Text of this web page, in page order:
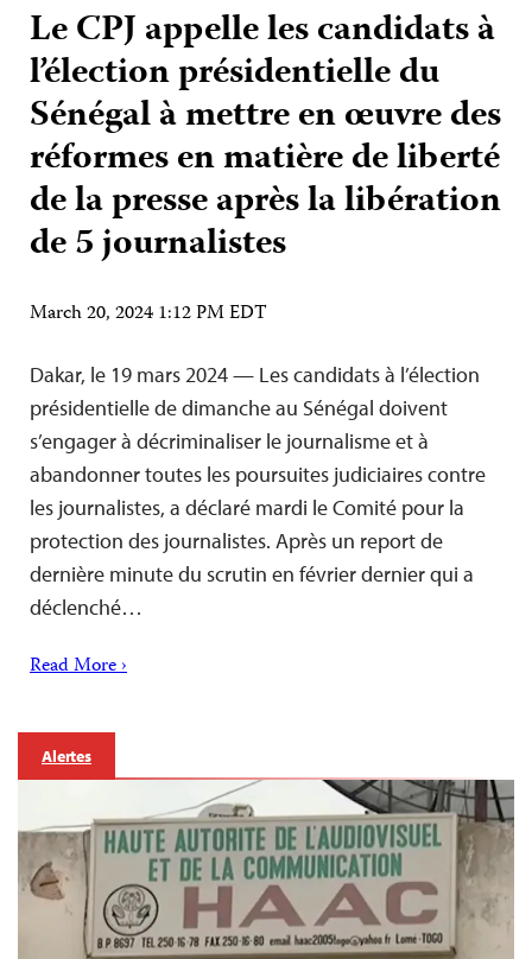
Le CPJ appelle les candidats à
l’élection présidentielle du
Sénégal à mettre en œuvre des
réformes en matière de liberté
de la presse après la libération
de 5 journalistes
March 20, 2024 1:12 PM EDT
Dakar, le 19 mars 2024 — Les candidats à l’élection
présidentielle de dimanche au Sénégal doivent
s’engager à décriminaliser le journalisme et à
abandonner toutes les poursuites judiciaires contre
les journalistes, a déclaré mardi le Comité pour la
protection des journalistes. Après un report de
dernière minute du scrutin en février dernier qui a
déclenché…
Read More ›
Alertes